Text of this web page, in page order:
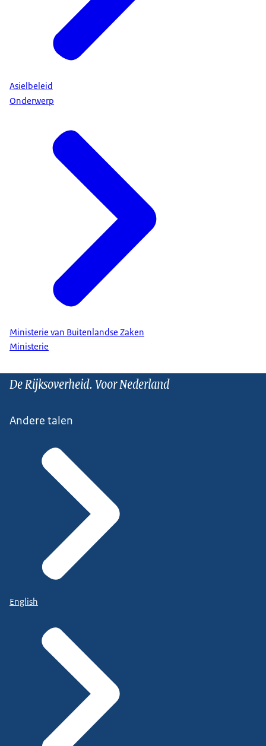
Asielbeleid
Onderwerp
Ministerie van Buitenlandse Zaken
Ministerie
De Rijksoverheid. Voor Nederland
Andere talen
English